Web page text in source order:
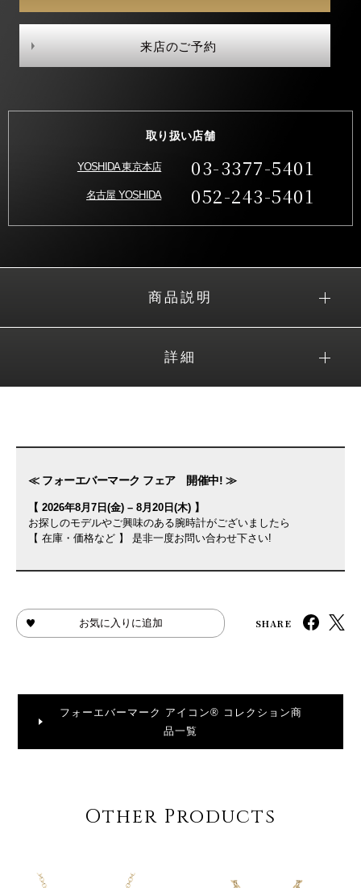
来店のご予約
取り扱い店舗
YOSHIDA 東京本店 03-3377-5401
名古屋 YOSHIDA 052-243-5401
商品説明
詳細
≪ フォーエバーマーク フェア 開催中! ≫
【 2026年8月7日(金) – 8月20日(木) 】
お探しのモデルやご興味のある腕時計がございましたら
【 在庫・価格など 】 是非一度お問い合わせ下さい!
お気に入りに追加 SHARE
フォーエバーマーク アイコン® コレクション商
品一覧
Other Products